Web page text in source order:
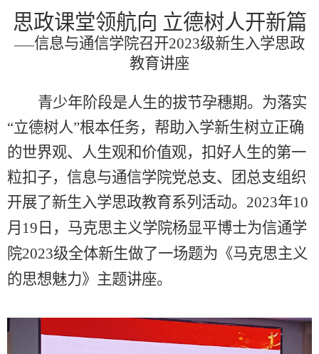
思政课堂领航向 立德树人开新篇
——信息与通信学院召开2023级新生入学思政
教育讲座
青少年阶段是人生的拔节孕穗期。 为落实
“立德树人”根本任务， 帮助入学新生树立正确
的世界观、人生观和价值观， 扣好人生的第一
粒扣子，信息与通信学院党总支、团总支组织
开展了新生入学思政教育系列活动。 2023年10
月 19 日，马克思主义学院杨显平博士为信通学
院2023级全体新生做了一场题为《马克思主义
的思想魅力》主题讲座。